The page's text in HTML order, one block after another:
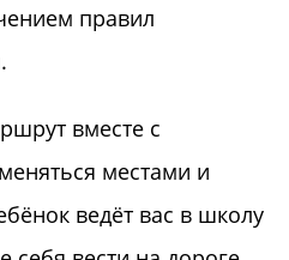
правил
вместе с
местами и
ведёт вас в школу